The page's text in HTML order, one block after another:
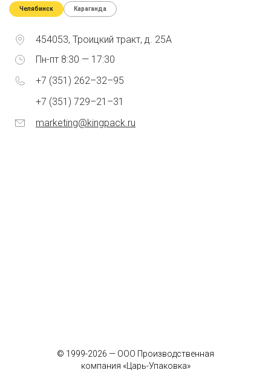
Челябинск Караганда
454053, Троицкий тракт, д. 25А
Пн-пт 8:30 — 17:30
+7 (351) 262–32–95
+7 (351) 729–21–31
marketing@kingpack.ru
© 1999-2026 — ООО Производственная
компания «Царь-Упаковка»